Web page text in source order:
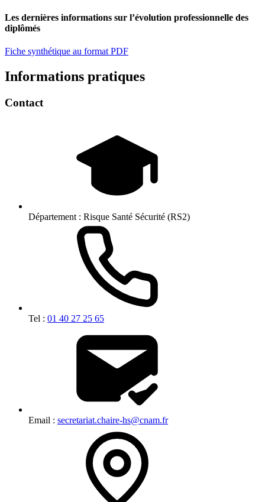
Les dernières informations sur l’évolution professionnelle des
diplômés
Fiche synthétique au format PDF
Informations pratiques
Contact
Département : Risque Santé Sécurité (RS2)
Tel : 01 40 27 25 65
Email : secretariat.chaire-hs@cnam.fr